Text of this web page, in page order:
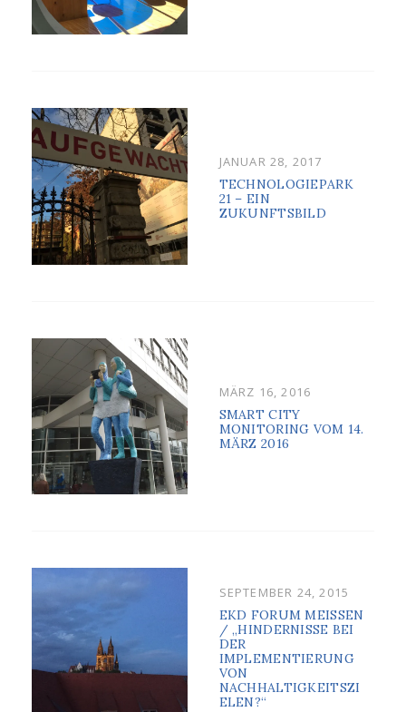
POSTED
ON
JANUAR 28, 2017
TECHNOLOGIEPARK
21 – EIN
ZUKUNFTSBILD
POSTED
ON
MÄRZ 16, 2016
SMART CITY
MONITORING VOM 14.
MÄRZ 2016
POSTED
ON
SEPTEMBER 24, 2015
EKD FORUM MEISSEN /
„HINDERNISSE BEI D
ER I
MPLEMENTIERUNG V
ON N
ACHHALTIGKEITSZIE
LEN?“